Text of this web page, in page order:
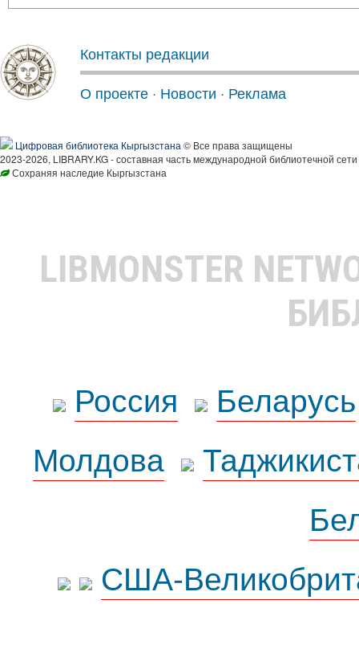
Контакты редакции
О проекте · Новости · Реклама
Цифровая библиотека Кыргызстана © Все права защищены
2023-2026, LIBRARY.KG - составная часть международной библиотечной
Сохраняя наследие Кыргызстана
LIBMONSTER
Россия
Беларусь
Молдова
США-